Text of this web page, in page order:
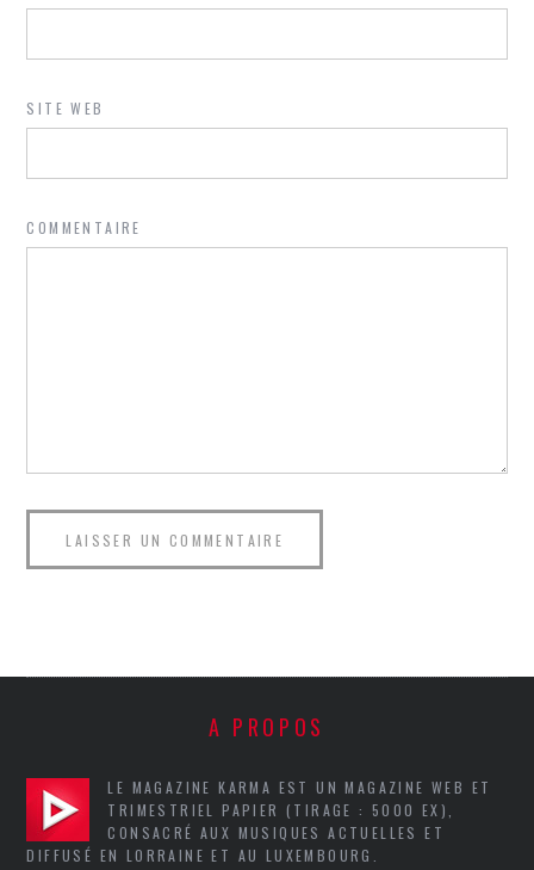
SITE WEB
COMMENTAIRE
A PROPOS
LE MAGAZINE KARMA EST UN MAGAZINE WEB ET
TRIMESTRIEL PAPIER (TIRAGE : 5000 EX),
CONSACRÉ AUX MUSIQUES ACTUELLES ET
DIFFUSÉ EN LORRAINE ET AU LUXEMBOURG.